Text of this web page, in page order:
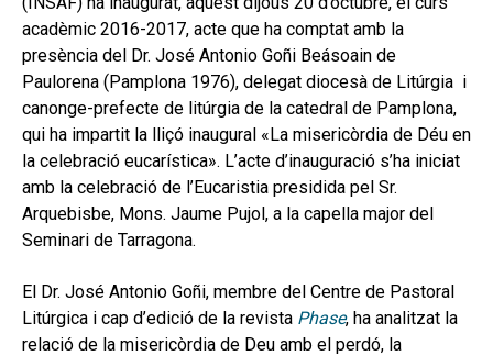
EL MEU COMPTE
CERCAR
CAT
acadèmic 2016-2017, acte que ha comptat amb la
presència del Dr. José Antonio Goñi Beásoain de
Paulorena (Pamplona 1976), delegat diocesà de Litúrgia i
canonge-prefecte de litúrgia de la catedral de Pamplona,
qui ha impartit la lliçó inaugural «La misericòrdia de Déu en
la celebració eucarística». L’acte d’inauguració s’ha iniciat
amb la celebració de l’Eucaristia presidida pel Sr.
Arquebisbe, Mons. Jaume Pujol, a la capella major del
Seminari de Tarragona.
El Dr. José Antonio Goñi, membre del Centre de Pastoral
Litúrgica i cap d’edició de la revista Phase, ha analitzat la
relació de la misericòrdia de Deu amb el perdó, la